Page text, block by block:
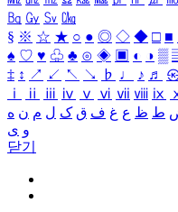
㏃ ㏉ ㏜ ㏆
§ ※ ☆ ★ ○ ● ◎ ◇ ◆ □ ■
♠ ♡ ♥ ♧ ♣ ⊙ ◈ ▣ ◐ ◑ ▒
‡ ↕ ↗ ↙ ↖ ↘ ♭ ♩ ♪ ♬
ⅰ
ⅱ ⅲ ⅳ ⅴ ⅵ ⅶ ⅷ ⅸ
ط ظ ع غ ف ق ک ل م ن ه
و ی
닫기